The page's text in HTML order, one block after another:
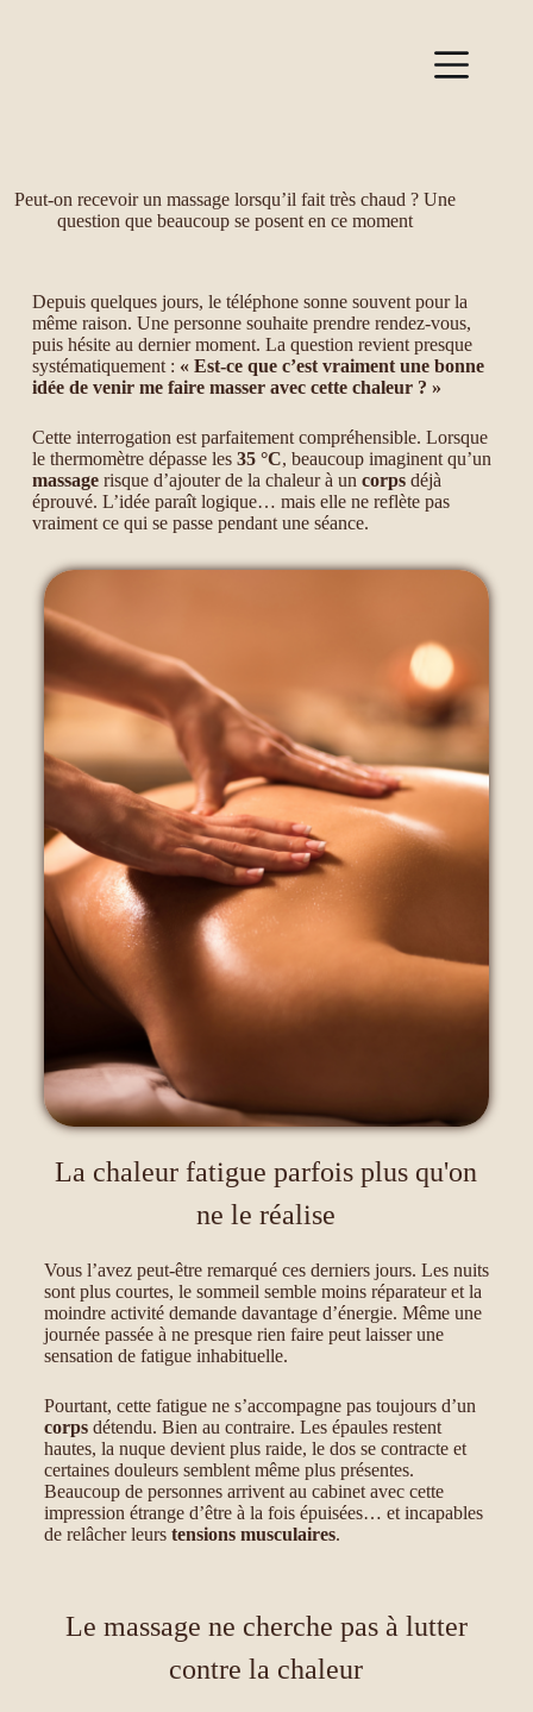
Peut-on recevoir un massage lorsqu’il fait très chaud ? Une
question que beaucoup se posent en ce moment
Depuis quelques jours, le téléphone sonne souvent pour la
même raison. Une personne souhaite prendre rendez-vous,
puis hésite au dernier moment. La question revient presque
systématiquement : « Est-ce que c’est vraiment une bonne
idée de venir me faire masser avec cette chaleur ? »
Cette interrogation est parfaitement compréhensible. Lorsque
le thermomètre dépasse les 35 °C, beaucoup imaginent qu’un
massagerisque d’ajouter de la chaleur à un corpsdéjà
éprouvé. L’idée paraît logique… mais elle ne reflète pas
vraiment ce qui se passe pendant une séance.
La chaleur fatigue parfois plus qu'on
ne le réalise
Vous l’avez peut-être remarqué ces derniers jours. Les nuits
sont plus courtes, le sommeil semble moins réparateur et la
moindre activité demande davantage d’énergie. Même une
journée passée à ne presque rien faire peut laisser une
sensation de fatigue inhabituelle.
Pourtant, cette fatigue ne s’accompagne pas toujours d’un
corpsdétendu. Bien au contraire. Les épaules restent
hautes, la nuque devient plus raide, le dos se contracte et
certaines douleurs semblent même plus présentes.
Beaucoup de personnes arrivent au cabinet avec cette
impression étrange d’être à la fois épuisées… et incapables
de relâcher leurs tensions musculaires.
Le massage ne cherche pas à lutter
contre la chaleur